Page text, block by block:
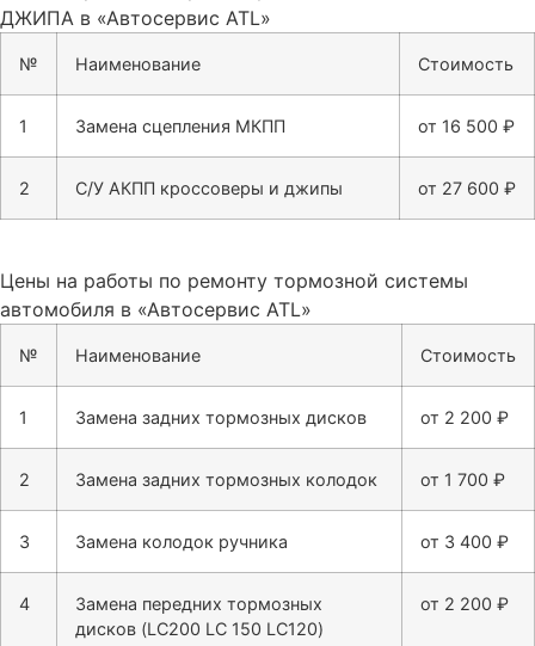
ДЖИПА в «Автосервис ATL»
№ Наименование Стоимость
1 Замена сцепления МКПП от 16 500 ₽
2 С/У АКПП кроссоверы и джипы от 27 600 ₽
Цены на работы по ремонту тормозной системы
автомобиля в «Автосервис ATL»
№ Наименование Стоимость
1 Замена задних тормозных дисков от 2 200 ₽
2 Замена задних тормозных колодок от 1 700 ₽
3 Замена колодок ручника от 3 400 ₽
4
Замена передних тормозных
дисков (LC200 LC 150 LC120)
от 2 200 ₽